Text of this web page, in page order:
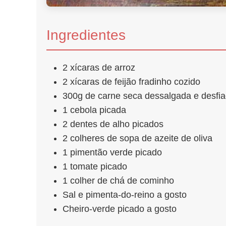
Ingredientes
2 xícaras de arroz
2 xícaras de feijão fradinho cozido
300g de carne seca dessalgada e
1 cebola picada
2 dentes de alho picados
2 colheres de sopa de azeite de oliva
1 pimentão verde picado
1 tomate picado
1 colher de chá de cominho
Sal e pimenta-do-reino a gosto
Cheiro-verde picado a gosto